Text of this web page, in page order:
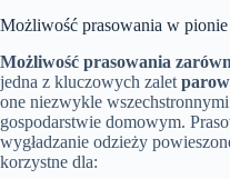
Możliwość prasowania w
Możliwość prasowania
jedna z kluczowych zalet
one niezwykle
gospodarstwie domowym.
wygładzanie odzieży
korzystne dla: